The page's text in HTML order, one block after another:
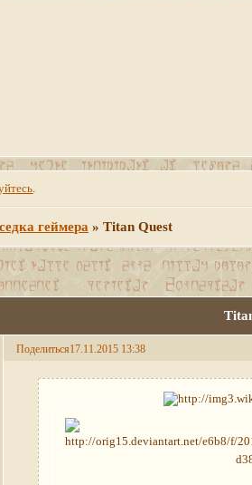
геймера »Titan Quest
Поделиться17.11.2015 13:38